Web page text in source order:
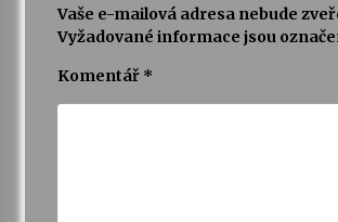
Vaše e-mailová adresa nebude
Vyžadované informace jsou
Komentář *